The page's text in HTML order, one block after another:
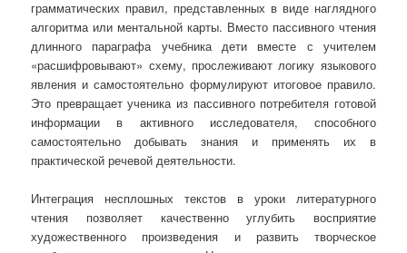
грамматических правил, представленных в виде наглядного
алгоритма или ментальной карты. Вместо пассивного чтения
длинного параграфа учебника дети вместе с учителем
«расшифровывают» схему, прослеживают логику языкового
явления и самостоятельно формулируют итоговое правило.
Это превращает ученика из пассивного потребителя готовой
информации в активного исследователя, способного
самостоятельно добывать знания и применять их в
практической речевой деятельности.
Интеграция несплошных текстов в уроки литературного
чтения позволяет качественно углубить восприятие
художественного произведения и развить творческое